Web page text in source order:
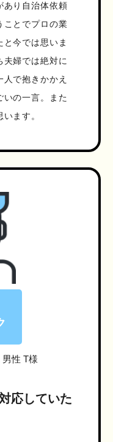
あり自治体依頼
ことでプロの業
今では思いま
婦では絶対に
で抱きかかえ
いの一言。また
ます。
男性 T様
応していた